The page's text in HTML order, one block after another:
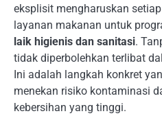
eksplisit mengharuskan
layanan makanan untuk
laik higienis dan sanitasi.
tidak diperbolehkan terlibat
Ini adalah langkah konkret
menekan risiko kontaminasi
kebersihan yang tinggi.